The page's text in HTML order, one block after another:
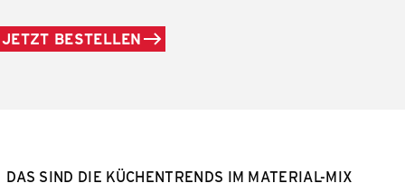
JETZT BESTELLEN
DAS SIND DIE KÜCHENTRENDS IM MATERIAL-MIX